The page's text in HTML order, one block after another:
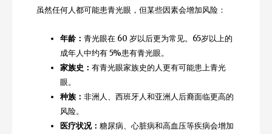
虽然任何人都可能患青光眼，但某些因素会增加风险：
年龄： 青光眼在 60 岁以后更为常见。65岁以上的
成年人中约有 5%患有青光眼。
家族史： 有青光眼家族史的人更有可能患上青光
眼。
种族： 非洲人、西班牙人和亚洲人后裔面临更高的
风险。
医疗状况： 糖尿病、心脏病和高血压等疾病会增加